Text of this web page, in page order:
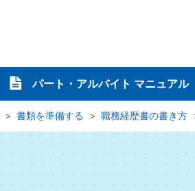
パート・アルバイト マニュアル
書類を準備する 職務経歴書の書き方